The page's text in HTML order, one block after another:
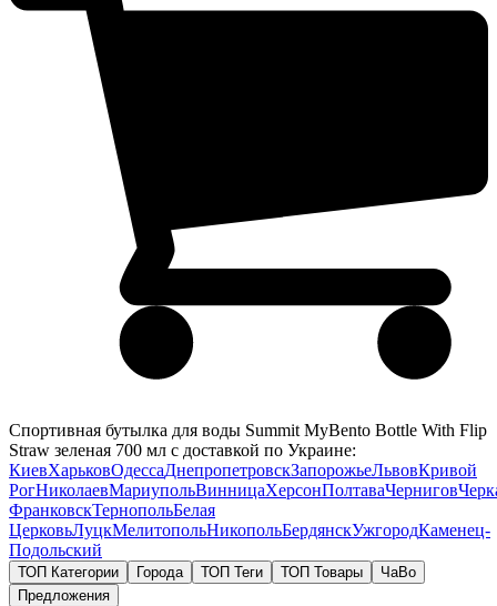
Спортивная бутылка для воды Summit MyBento Bottle With Flip
Straw зеленая 700 мл с доставкой по Украине:
КиевХарьковОдессаДнепропетровскЗапорожьеЛьвовКривой
РогНиколаевМариупольВинницаХерсонПолтаваЧернигов
ФранковскТернопольБелая
ЦерковьЛуцкМелитопольНикопольБердянскУжгородКаменец-
Подольский
ТОП Категории Города ТОП Теги ТОП Товары
ЧаВо
Предложения